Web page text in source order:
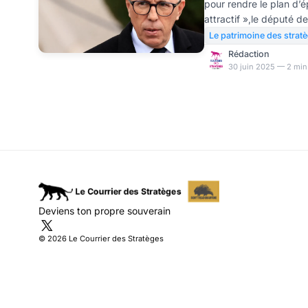
pour rendre le plan
attractif »,le député
vient
des 6 400 Mds
ne s’agisse pour lui
Le patrimoine des
Rédaction
30 juin 2025 — 2
Deviens ton propre souverain
© 2026 Le Courrier des Stratèges